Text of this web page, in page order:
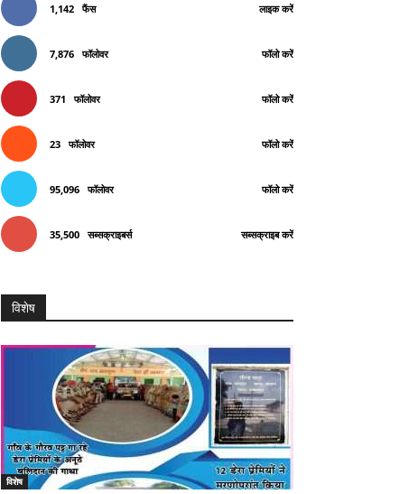
1,142 फैंस लाइक करें
7,876 फॉलोवर फॉलो करें
371 फॉलोवर फॉलो करें
23 फॉलोवर फॉलो करें
95,096 फॉलोवर फॉलो करें
35,500 सब्सक्राइबर्स सब्सक्राइब करें
विशेष
विशेष